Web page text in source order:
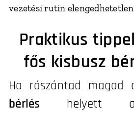
vezetési rutin
Praktikus
fős kisbusz
Ha rászántad magad
bérlés helyett a